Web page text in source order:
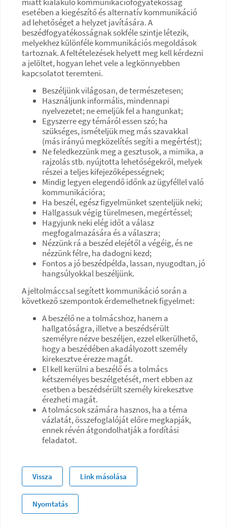
esetében a kiegészítő és alternatív kommunikáció
ad lehetőséget a helyzet javítására. A
beszédfogyatékosságnak sokféle szintje létezik,
melyekhez különféle kommunikációs megoldások
tartoznak. A feltételezések helyett meg kell kérdezni
a jelöltet, hogyan lehet vele a legkönnyebben
kapcsolatot teremteni.
Beszéljünk világosan, de természetesen;
Használjunk informális, mindennapi
nyelvezetet; ne emeljük fel a hangunkat;
Egyszerre egy témáról essen szó; ha
szükséges, ismételjük meg más szavakkal
(más irányú megközelítés segíti a megértést);
Ne feledkezzünk meg a gesztusok, a mimika, a
rajzolás stb. nyújtotta lehetőségekről, melyek
részei a teljes kifejezőképességnek;
Mindig legyen elegendő időnk az ügyféllel való
kommunikációra;
Ha beszél, egész figyelmünket szenteljük neki;
Hallgassuk végig türelmesen, megértéssel;
Hagyjunk neki elég időt a válasz
megfogalmazására és a válaszra;
Nézzünk rá a beszéd elejétől a végéig, és ne
nézzünk félre, ha dadogni kezd;
Fontos a jó beszédpélda, lassan, nyugodtan, jó
hangsúlyokkal beszéljünk.
A jeltolmáccsal segített kommunikáció során a
következő szempontok érdemelhetnek figyelmet:
A beszélő ne a tolmácshoz, hanem a
hallgatóságra, illetve a beszédsérült
személyre nézve beszéljen, ezzel elkerülhető,
hogy a beszédében akadályozott személy
kirekesztve érezze magát.
El kell kerülni a beszélő és a tolmács
kétszemélyes beszélgetését, mert ebben az
esetben a beszédsérült személy kirekesztve
érezheti magát.
A tolmácsok számára hasznos, ha a téma
vázlatát, összefoglalóját előre megkapják,
ennek révén átgondolhatják a fordítási
feladatot.
Vissza Link másolása
Nyomtatás